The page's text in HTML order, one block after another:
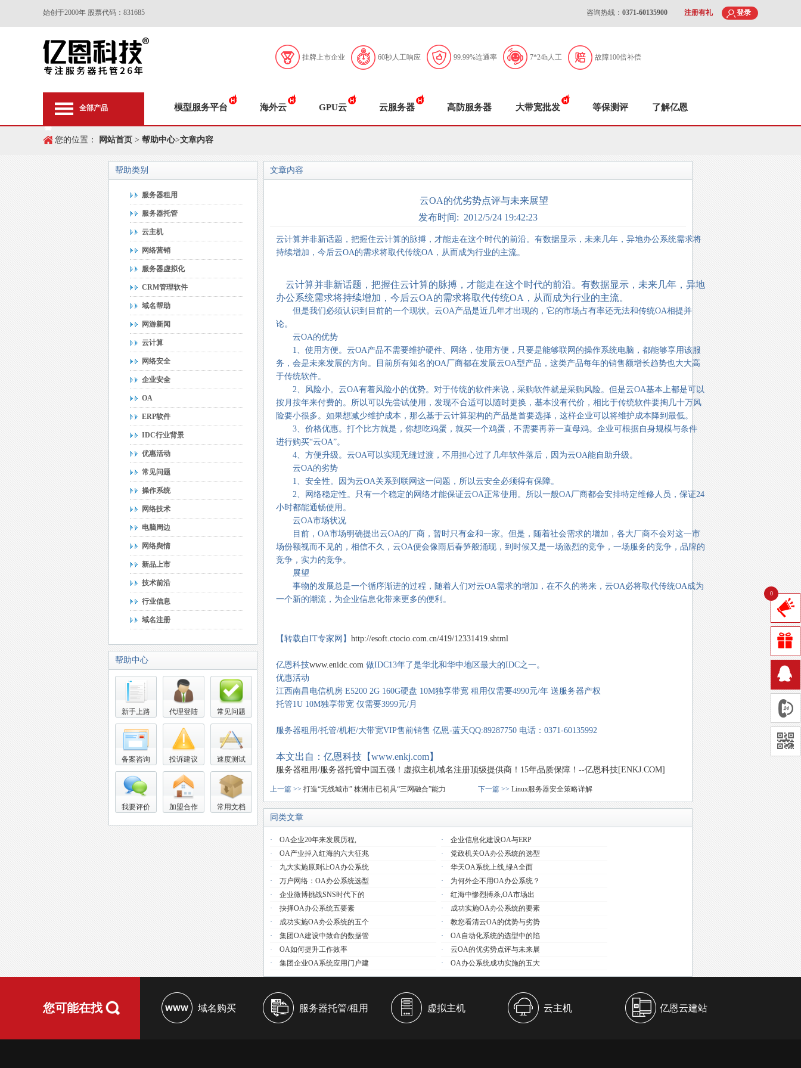
始创于2000年 股票代码：831685 咨询热线： 0371-60135900 注册有礼 登录
挂牌上市企业 60秒人工响应 99.99%连通率 7*24h人工 故障100倍补偿
全部产品 模型服务平台 海外云 GPU云 云服务器 高防服务器 大带宽批发 等保测评 了解亿恩
您的位置： 网站首页 > 帮助中心>文章内容
帮助类别
服务器租用
服务器托管
云主机
网络营销
服务器虚拟化
CRM管理软件
域名帮助
网游新闻
云计算
网络安全
企业安全
OA
ERP软件
IDC行业背景
优惠活动
常见问题
操作系统
网络技术
电脑周边
网络舆情
新品上市
技术前沿
行业信息
域名注册
帮助中心
新手上路 代理登陆 常见问题
备案咨询 投诉建议 速度测试
我要评价 加盟合作 常用文档
文章内容
云OA的优劣势点评与未来展望
发布时间: 2012/5/24 19:42:23
云计算并非新话题，把握住云计算的脉搏，才能走在这个时代的前沿。有数据显示，未来几年，异地办公系统需求将
持续增加，今后云OA的需求将取代传统OA，从而成为行业的主流。
云计算并非新话题，把握住云计算的脉搏，才能走在这个时代的前沿。有数据显示，未来几年，异地
办公系统需求将持续增加，今后云OA的需求将取代传统OA，从而成为行业的主流。
但是我们必须认识到目前的一个现状。云OA产品是近几年才出现的，它的市场占有率还无法和传统OA相提并
论。
云OA的优势
1、使用方便。云OA产品不需要维护硬件、网络，使用方便，只要是能够联网的操作系统电脑，都能够享用该服
务，会是未来发展的方向。目前所有知名的OA厂商都在发展云OA型产品，这类产品每年的销售额增长趋势也大大高
于传统软件。
2、风险小。云OA有着风险小的优势。对于传统的软件来说，采购软件就是采购风险。但是云OA基本上都是可以
按月按年来付费的。所以可以先尝试使用，发现不合适可以随时更换，基本没有代价，相比于传统软件要掏几十万风
险要小很多。如果想减少维护成本，那么基于云计算架构的产品是首要选择，这样企业可以将维护成本降到最低。
3、价格优惠。打个比方就是，你想吃鸡蛋，就买一个鸡蛋，不需要再养一直母鸡。企业可根据自身规模与条件
进行购买“云OA”。
4、方便升级。云OA可以实现无缝过渡，不用担心过了几年软件落后，因为云OA能自助升级。
云OA的劣势
1、安全性。因为云OA关系到联网这一问题，所以云安全必须得有保障。
2、网络稳定性。只有一个稳定的网络才能保证云OA正常使用。所以一般OA厂商都会安排特定维修人员，保证24
小时都能通畅使用。
云OA市场状况
目前，OA市场明确提出云OA的厂商，暂时只有金和一家。但是，随着社会需求的增加，各大厂商不会对这一市
场份额视而不见的，相信不久，云OA便会像雨后春笋般涌现，到时候又是一场激烈的竞争，一场服务的竞争，品牌的
竞争，实力的竞争。
展望
事物的发展总是一个循序渐进的过程，随着人们对云OA需求的增加，在不久的将来，云OA必将取代传统OA成为
一个新的潮流，为企业信息化带来更多的便利。
【转载自IT专家网】 http://esoft.ctocio.com.cn/419/12331419.shtml
亿恩科技www.enidc.com 做IDC13年了是华北和华中地区最大的IDC之一。
优惠活动
江西南昌电信机房 E5200 2G 160G硬盘 10M独享带宽 租用仅需要4990元/年 送服务器产权
托管1U 10M独享带宽 仅需要3999元/月
服务器租用/托管/机柜/大带宽VIP售前销售 亿恩-蓝天QQ:89287750 电话：0371-60135992
本文出自：亿恩科技【www.enkj.com】
服务器租用/服务器托管中国五强！虚拟主机域名注册顶级提供商！15年品质保障！--亿恩科技[ENKJ.COM]
上一篇 >> 打造“无线城市” 株洲市已初具“三网融合”能力 下一篇 >> Linux服务器安全策略详解
同类文章
· OA企业20年来发展历程, ·企业信息化建设OA与ERP
· OA产业掉入红海的六大征兆 · 党政机关OA办公系统的选型
· 九大实施原则让OA办公系统 ·华天OA系统上线,绿A全面
· 万户网络：OA办公系统选型 · 为何外企不用OA办公系统？
· 企业微博挑战SNS时代下的 ·红海中惨烈搏杀,OA市场出
· 抉择OA办公系统五要素 · 成功实施OA办公系统的要素
· 成功实施OA办公系统的五个 ·教您看清云OA的优势与劣势
· 集团OA建设中致命的数据管 ·OA自动化系统的选型中的陷
· OA如何提升工作效率 ·云OA的优劣势点评与未来展
· 集团企业OA系统应用门户建 ·OA办公系统成功实施的五大
您可能在找 域名购买 服务器托管/租用 虚拟主机 云主机 亿恩云建站
0